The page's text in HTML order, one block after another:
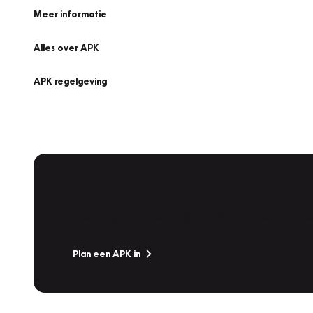
Meer informatie
Alles over APK
APK regelgeving
Plan een APK in